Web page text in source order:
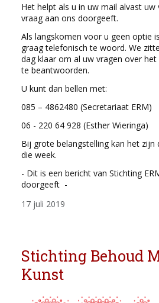
Het helpt als u in uw mail alvast
vraag aan ons doorgeeft.
Als langskomen voor u geen optie
graag telefonisch te woord. We
dag klaar om al uw vragen over
te beantwoorden.
U kunt dan bellen met:
085 – 4862480 (Secretariaat ERM)
06 - 220 64 928 (Esther Wieringa)
Bij grote belangstelling kan het
die week.
- Dit is een bericht van Stichting
doorgeeft -
17 juli 2019
Stichting Behoud
Kunst